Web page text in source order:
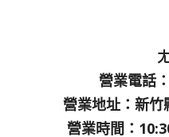
營業電話
營業地址：新竹
營業時間：